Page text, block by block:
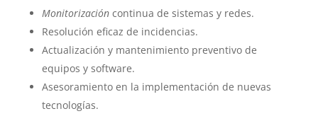
Monitorizacióncontinua de sistemas y redes.
Resolución eficaz de incidencias.
Actualización y mantenimiento preventivo de
equipos y software.
Asesoramiento en la implementación de nuevas
tecnologías.